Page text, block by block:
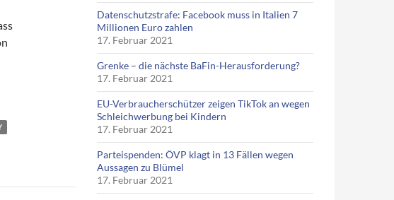
Finanztransaktionssteuer einführen
Datenschutzstrafe: Facebook muss in Italien 7
Millionen Euro zahlen
17. Februar 2021
Grenke – die nächste BaFin-Herausforderung?
17. Februar 2021
EU-Verbraucherschützer zeigen TikTok an wegen
Schleichwerbung bei Kindern
17. Februar 2021
Parteispenden: ÖVP klagt in 13 Fällen wegen
Aussagen zu Blümel
17. Februar 2021